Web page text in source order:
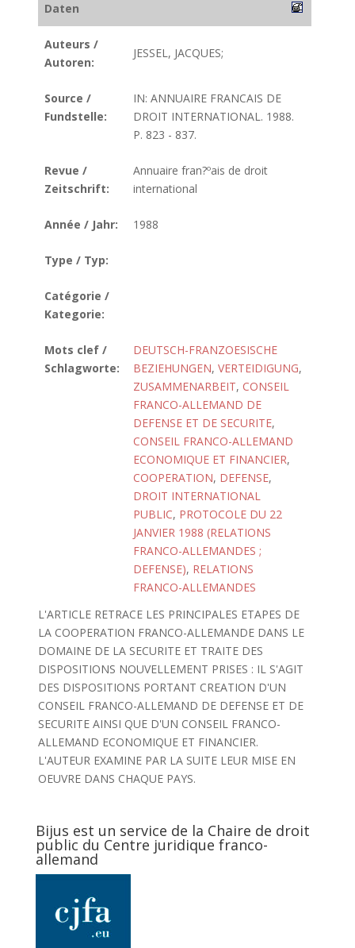
Daten
Auteurs /
Autoren:
JESSEL, JACQUES;
Source /
Fundstelle:
IN: ANNUAIRE FRANCAIS DE
DROIT INTERNATIONAL. 1988.
P. 823 - 837.
Revue /
Zeitschrift:
Annuaire fran?ºais de droit
international
Année / Jahr: 1988
Type / Typ:
Catégorie /
Kategorie:
Mots clef /
Schlagworte:
DEUTSCH-FRANZOESISCHE
BEZIEHUNGEN, VERTEIDIGUNG,
ZUSAMMENARBEIT, CONSEIL
FRANCO-ALLEMAND DE
DEFENSE ET DE SECURITE,
CONSEIL FRANCO-ALLEMAND
ECONOMIQUE ET FINANCIER,
COOPERATION, DEFENSE,
DROIT INTERNATIONAL
PUBLIC, PROTOCOLE DU 22
JANVIER 1988 (RELATIONS
FRANCO-ALLEMANDES ;
DEFENSE), RELATIONS
FRANCO-ALLEMANDES
L'ARTICLE RETRACE LES PRINCIPALES ETAPES DE
LA COOPERATION FRANCO-ALLEMANDE DANS LE
DOMAINE DE LA SECURITE ET TRAITE DES
DISPOSITIONS NOUVELLEMENT PRISES : IL S'AGIT
DES DISPOSITIONS PORTANT CREATION D'UN
CONSEIL FRANCO-ALLEMAND DE DEFENSE ET DE
SECURITE AINSI QUE D'UN CONSEIL FRANCO-
ALLEMAND ECONOMIQUE ET FINANCIER.
L'AUTEUR EXAMINE PAR LA SUITE LEUR MISE EN
OEUVRE DANS CHAQUE PAYS.
Bijus est un service de la Chaire de droit
public du Centre juridique franco-
allemand